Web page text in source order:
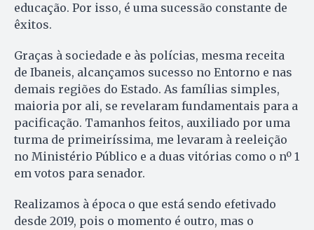
educação. Por isso, é uma sucessão constante de
êxitos.
Graças à sociedade e às polícias, mesma receita
de Ibaneis, alcançamos sucesso no Entorno e nas
demais regiões do Estado. As famílias simples,
maioria por ali, se revelaram fundamentais para a
pacificação. Tamanhos feitos, auxiliado por uma
turma de primeiríssima, me levaram à reeleição
no Ministério Público e a duas vitórias como o nº 1
em votos para senador.
Realizamos à época o que está sendo efetivado
desde 2019, pois o momento é outro, mas o